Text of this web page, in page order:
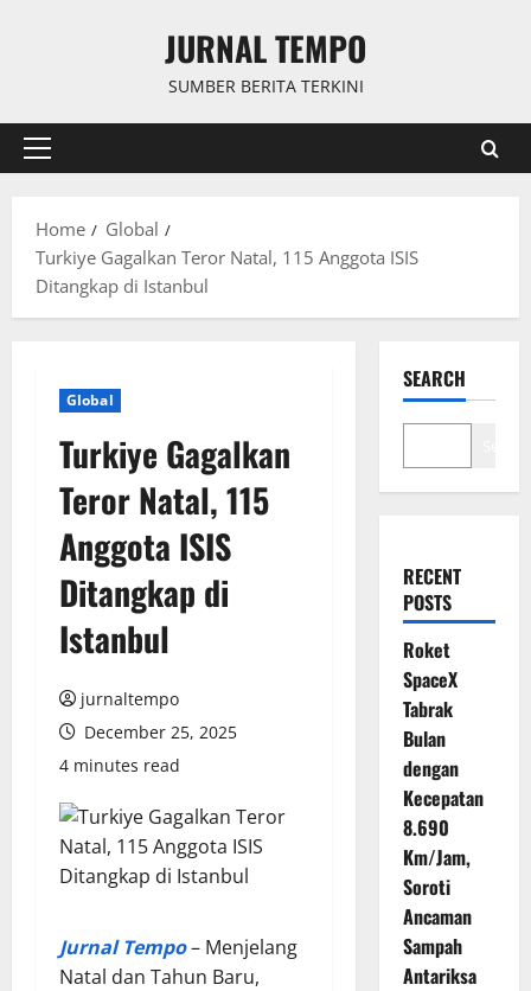
JURNAL TEMPO
SUMBER BERITA TERKINI
Primary
Home
Global
Turkiye Gagalkan Teror Natal, 115 Anggota ISIS
Ditangkap di Istanbul
Global
Turkiye Gagalkan
Teror Natal, 115
Anggota ISIS
Ditangkap di
Istanbul
jurnaltempo
December 25, 2025
4 minutes read
Jurnal Tempo– Menjelang
Natal dan Tahun Baru,
SEARCH
RECENT
POSTS
Roket
SpaceX
Tabrak
Bulan
dengan
Kecepatan
8.690
Km/Jam,
Soroti
Ancaman
Sampah
Antariksa